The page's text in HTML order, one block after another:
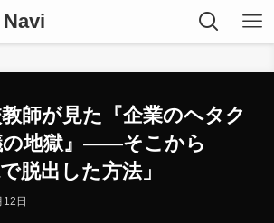
教師が見た『企業のヘタク
の地獄』——そこから
脱出した方法」
日